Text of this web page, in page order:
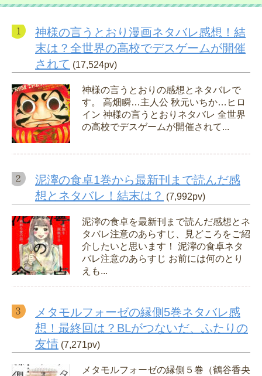
神様の言うとおり漫画ネタバレ感想！結
末は？全世界の高校でデスゲームが開催
されて (17,524pv)
神様の言うとおりの感想とネタバレで
す。 高畑瞬…主人公 秋元いちか…ヒロ
イン 神様の言うとおりネタバレ 全世界
の高校でデスゲームが開催されて...
泥濘の食卓1巻から最新刊まで読んだ感
想とネタバレ！結末は？ (7,992pv)
泥濘の食卓を最新刊まで読んだ感想とネ
タバレ注意のあらすじ、見どころをご紹
介したいと思います！ 泥濘の食卓ネタ
バレ注意のあらすじ お前には何のとり
えも...
メタモルフォーゼの縁側5巻ネタバレ感
想！最終回は？BLがつないだ、ふたりの
友情 (7,271pv)
メタモルフォーゼの縁側５巻（鶴谷香央